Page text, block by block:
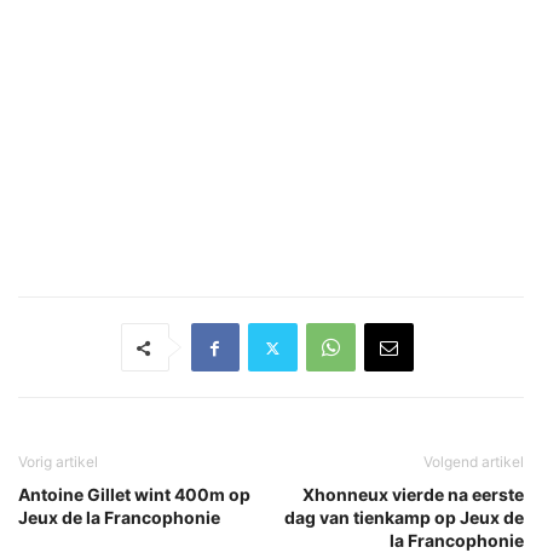
Vorig artikel
Antoine Gillet wint 400m op
Jeux de la Francophonie
Volgend artikel
Xhonneux vierde na eerste
dag van tienkamp op Jeux de
la Francophonie